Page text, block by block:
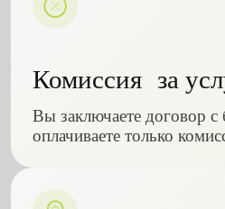
Комиссия за
Вы заключаете договор
оплачиваете только